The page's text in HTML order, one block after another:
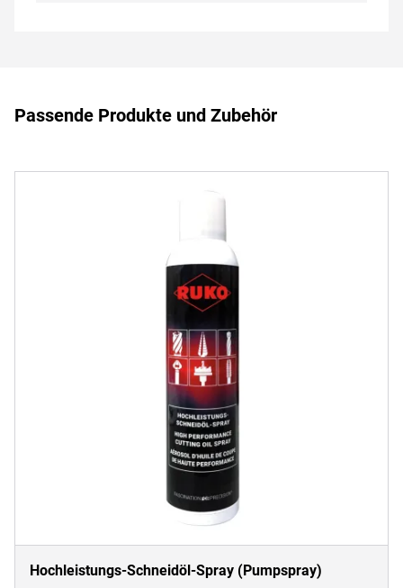
Passende Produkte und Zubehör
Hochleistungs-Schneidöl-Spray (Pumpspray)